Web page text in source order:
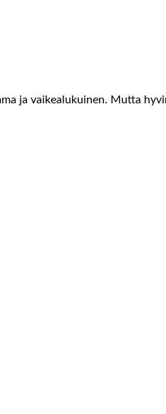
ja vaikealukuinen. Mutta